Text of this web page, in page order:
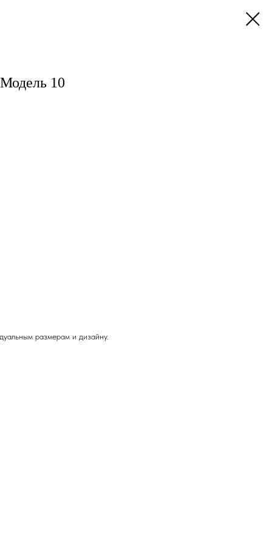
10
размерам и дизайну.